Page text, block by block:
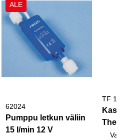
ALE
62024
Pumppu letkun väliin
15 l/min 12 V
TF